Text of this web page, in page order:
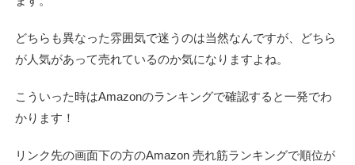
どちらも異なった雰囲気で迷うのは当然なんですが、どちら
が人気があって売れているのか気になりますよね。
こういった時はAmazonのランキングで確認すると一発でわ
かります！
リンク先の画面下の方のAmazon 売れ筋ランキングで順位が